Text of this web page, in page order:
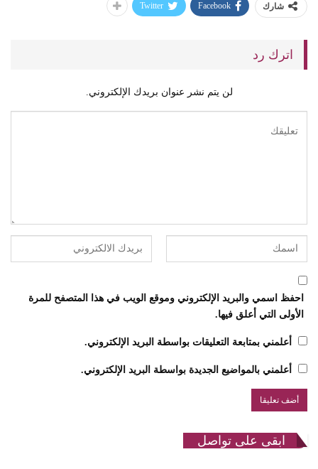
شارك Facebook
Twitter
اترك رد
لن يتم نشر عنوان بريدك الإلكتروني.
احفظ اسمي والبريد الإلكتروني وموقع الويب في هذا المتصفح للمرة
الأولى التي أعلق فيها.
أعلمني بمتابعة التعليقات بواسطة البريد الإلكتروني.
أعلمني بالمواضيع الجديدة بواسطة البريد الإلكتروني.
ابقى على تواصل